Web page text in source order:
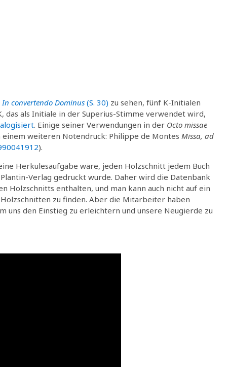
In convertendo Dominus (S. 30) zu sehen, fünf K-Initialen
das als Initiale in der Superius-Stimme verwendet wird,
. Einige seiner Verwendungen in der Octo missae
weiteren Notendruck: Philippe de Montes Missa, ad
).
Herkulesaufgabe wäre, jeden Holzschnitt jedem Buch
Verlag gedruckt wurde. Daher wird die Datenbank
Holzschnitts enthalten, und man kann auch nicht auf ein
zu finden. Aber die Mitarbeiter haben
uns den Einstieg zu erleichtern und unsere Neugierde zu